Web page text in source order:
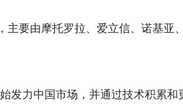
要由摩托罗拉、爱立信、诺基亚
发力中国市场，并通过技术积累和